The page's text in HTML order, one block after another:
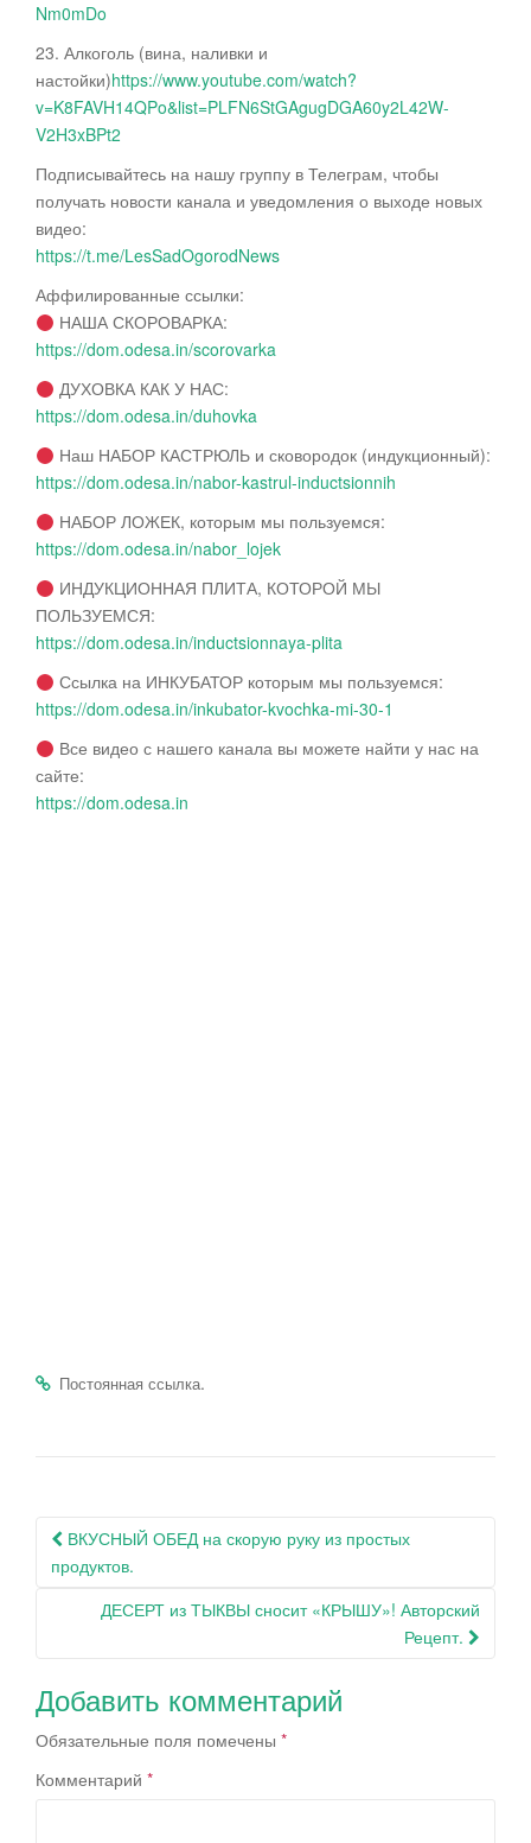
Nm0mDo
23. Алкоголь (вина, наливки и
настойки)https://www.youtube.com/watch?
v=K8FAVH14QPo&list=PLFN6StGAgugDGA60y2L42W-
V2H3xBPt2
Подписывайтесь на нашу группу в Телеграм, чтобы
получать новости канала и уведомления о выходе новых
видео:
https://t.me/LesSadOgorodNews
Аффилированные ссылки:
НАША СКОРОВАРКА:
https://dom.odesa.in/scorovarka
ДУХОВКА КАК У НАС:
https://dom.odesa.in/duhovka
Наш НАБОР КАСТРЮЛЬ и сковородок (индукционный):
https://dom.odesa.in/nabor-kastrul-inductsionnih
НАБОР ЛОЖЕК, которым мы пользуемся:
https://dom.odesa.in/nabor_lojek
ИНДУКЦИОННАЯ ПЛИТА, КОТОРОЙ МЫ
ПОЛЬЗУЕМСЯ:
https://dom.odesa.in/inductsionnaya-plita
Ссылка на ИНКУБАТОР которым мы пользуемся:
https://dom.odesa.in/inkubator-kvochka-mi-30-1
Все видео с нашего канала вы можете найти у нас на
сайте:
https://dom.odesa.in
Постоянная ссылка.
Навигация
по
записям
ВКУСНЫЙ ОБЕД на скорую руку из простых
продуктов.
ДЕСЕРТ из ТЫКВЫ сносит «КРЫШУ»! Авторский
Рецепт.
Добавить комментарий
Обязательные поля помечены *
Комментарий *